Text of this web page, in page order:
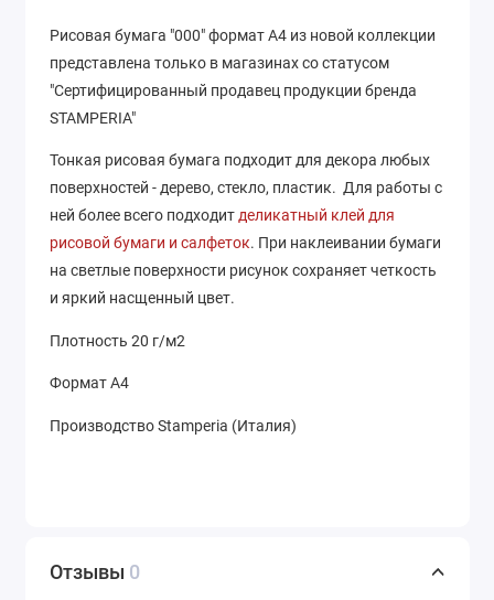
Рисовая бумага "000" формат А4 из новой коллекции
представлена только в магазинах со статусом
"Сертифицированный продавец продукции бренда
STAMPERIA"
Тонкая рисовая бумага подходит для декора любых
поверхностей - дерево, стекло, пластик. Для работы с
ней более всего подходитделикатный клей для
рисовой бумаги и салфеток. При наклеивании бумаги
на светлые поверхности рисунок сохраняет четкость
и яркий насщенный цвет.
Плотность 20 г/м2
Формат А4
Производство Stamperia (Италия)
Отзывы 0